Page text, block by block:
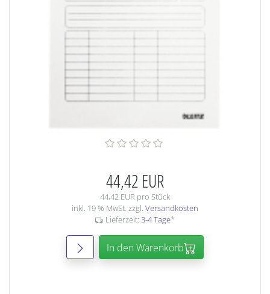
44,42 EUR
44,42 EUR pro Stück
inkl. 19 % MwSt. zzgl. Versandkosten
Lieferzeit: 3-4 Tage*
In den Warenkorb